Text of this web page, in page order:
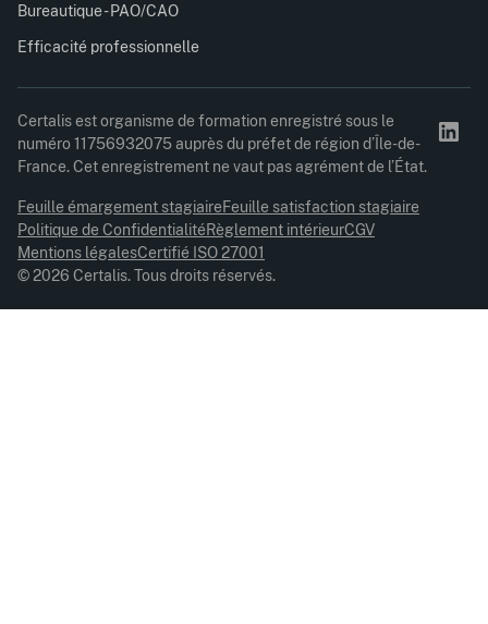
Bureautique - PAO/CAO
Efficacité professionnelle
Certalis est organisme de formation enregistré sous le
numéro 11756932075 auprès du préfet de région d’Île-de-
France. Cet enregistrement ne vaut pas agrément de l’État.
© 2026 Certalis. Tous droits réservés.
Feuille émargement stagiaireFeuille satisfaction stagiaire
Politique de ConfidentialitéRèglement intérieurCGV
Mentions légalesCertifié ISO 27001